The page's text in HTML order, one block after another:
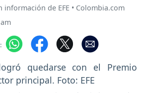
información de EFE • Colombia.com